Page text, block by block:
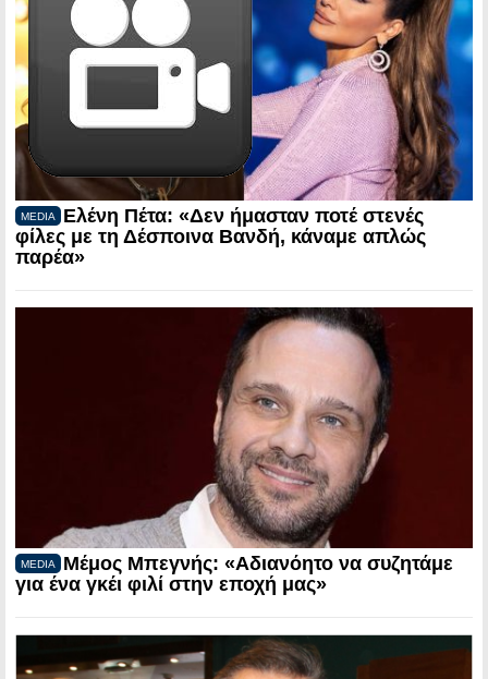
MEDIA
Ελένη Πέτα: «Δεν ήμασταν ποτέ στενές
φίλες με τη Δέσποινα Βανδή, κάναμε απλώς
παρέα»
MEDIA
Μέμος Μπεγνής: «Αδιανόητο να συζητάμε
για ένα γκέι φιλί στην εποχή μας»